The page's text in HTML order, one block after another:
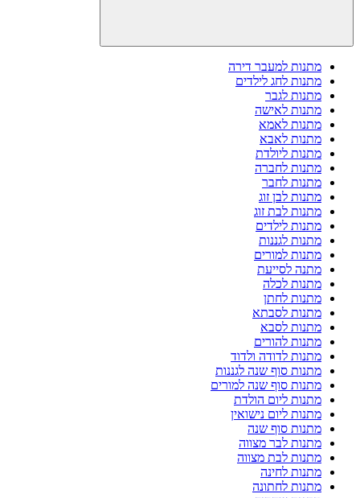
מתנות למעבר דירה
מתנות לחג לילדים
מתנות לגבר
מתנות לאישה
מתנות לאמא
מתנות לאבא
מתנות ליולדת
מתנות לחברה
מתנות לחבר
מתנות לבן זוג
מתנות לבת זוג
מתנות לילדים
מתנות לגננות
מתנות למורים
מתנה לסייעת
מתנות לכלה
מתנות לחתן
מתנות לסבתא
מתנות לסבא
מתנות להורים
מתנות לדודה ולדוד
מתנות סוף שנה לגננות
מתנות סוף שנה למורים
מתנות ליום הולדת
מתנות ליום נישואין
מתנות סוף שנה
מתנות לבר מצווה
מתנות לבת מצווה
מתנות לחינה
מתנות לחתונה